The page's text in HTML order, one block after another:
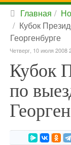
Главная
Кубок
Георгенбурге
Четверг, 10 июля 2008
Кубок
по